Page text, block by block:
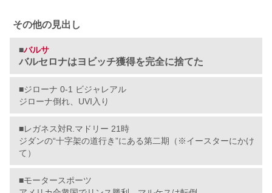
その他の見出し
■バルサ
バルセロナはヨビッチ獲得を完全に捨てた
■ジローナ 0-1 ビジャレアル
ジローナ倒れ、UVI入り
■レガネス対R.マドリー 21時
ジダンの“十字架の道行き”にある第二期（※イースターにかけ
て）
■モータースポーツ